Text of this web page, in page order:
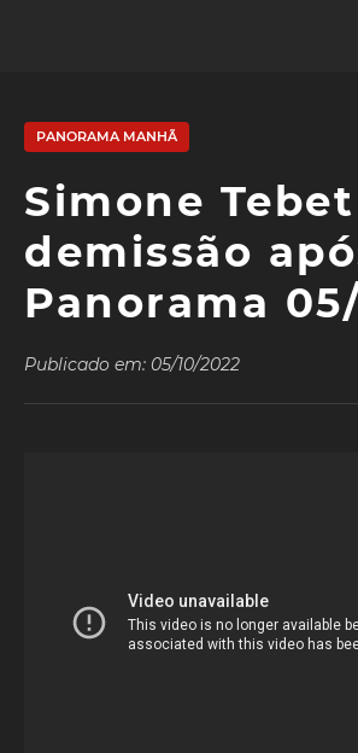
PANORAMA MANHÃ
Simone
demissão
Panorama
Publicado em: 05/10/2022